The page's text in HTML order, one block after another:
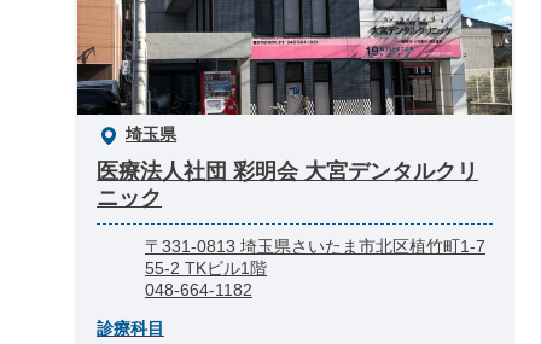
埼玉県
医療法人社団 彩明会 大宮デンタルクリ
ニック
〒331-0813 埼玉県さいたま市北区植竹町1-7
55-2 TKビル1階
048-664-1182
診療科目